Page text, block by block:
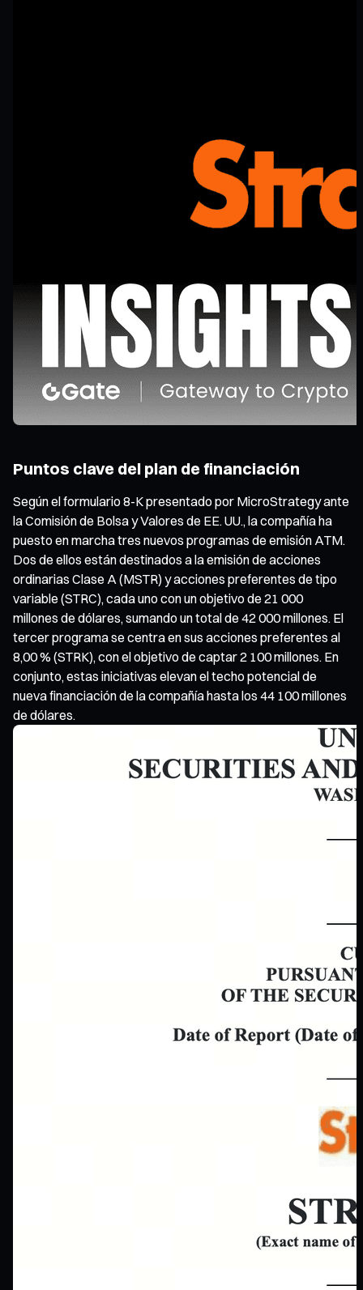
Puntos clave del plan de financiación
Según el formulario 8-K presentado por MicroStrategy ante
la Comisión de Bolsa y Valores de EE. UU., la compañía ha
puesto en marcha tres nuevos programas de emisión ATM.
Dos de ellos están destinados a la emisión de acciones
ordinarias Clase A (MSTR) y acciones preferentes de tipo
variable (STRC), cada uno con un objetivo de 21 000
millones de dólares, sumando un total de 42 000 millones. El
tercer programa se centra en sus acciones preferentes al
8,00 % (STRK), con el objetivo de captar 2 100 millones. En
conjunto, estas iniciativas elevan el techo potencial de
nueva financiación de la compañía hasta los 44 100 millones
de dólares.